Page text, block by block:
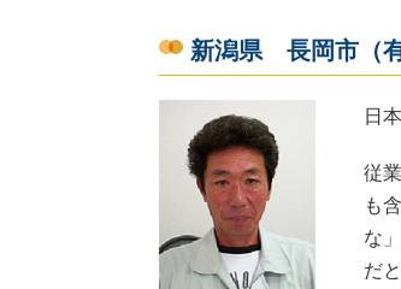
新潟県 長岡市（
日
従
も
な
だ